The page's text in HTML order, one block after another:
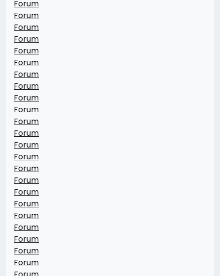
Forum
Forum
Forum
Forum
Forum
Forum
Forum
Forum
Forum
Forum
Forum
Forum
Forum
Forum
Forum
Forum
Forum
Forum
Forum
Forum
Forum
Forum
Forum